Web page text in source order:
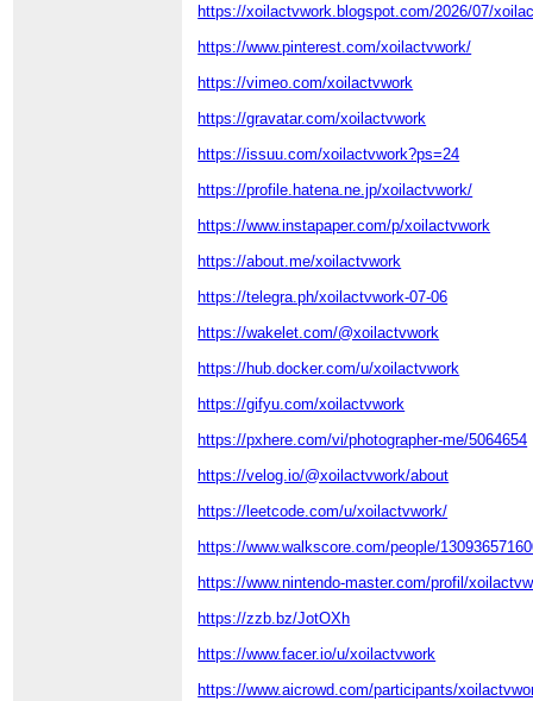
https://xoilactvwork.blogspot.com/2026/07/
https://www.pinterest.com/xoilactvwork/
https://vimeo.com/xoilactvwork
https://gravatar.com/xoilactvwork
https://issuu.com/xoilactvwork?ps=24
https://profile.hatena.ne.jp/xoilactvwork/
https://www.instapaper.com/p/xoilactvwork
https://about.me/xoilactvwork
https://telegra.ph/xoilactvwork-07-06
https://wakelet.com/@xoilactvwork
https://hub.docker.com/u/xoilactvwork
https://gifyu.com/xoilactvwork
https://pxhere.com/vi/photographer-me/5064654
https://velog.io/@xoilactvwork/about
https://leetcode.com/u/xoilactvwork/
https://www.walkscore.com/people/
https://www.nintendo-master.com/profil/
https://zzb.bz/JotOXh
https://www.facer.io/u/xoilactvwork
https://www.aicrowd.com/participants/